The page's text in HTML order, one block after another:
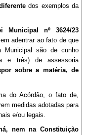
dos exemplos da
nº 3624/23
adentrar ao fato de que
Municipal são de cunho
e três) de assessoria
sobre a matéria, de
do Acórdão, o fato de,
medidas adotadas para
e/ou legais.
nem na Constituição